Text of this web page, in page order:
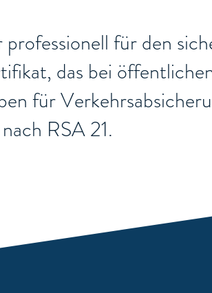
für den
das bei
für
nach RSA 21.